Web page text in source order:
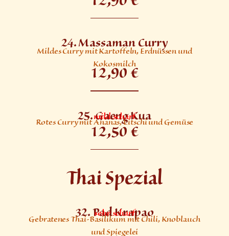
24. Massaman Curry
Mildes Curry mit Kartoffeln, Erdnüssen und
Kokosmilch
12,90 €
25. Gaeng Kua
mild scharf
Rotes Curry mit Ananas, Litschi und Gemüse
12,50 €
Thai Spezial
32. Pad Krapao
sehr scharf
Gebratenes Thai-Basilikum mit Chili, Knoblauch
und Spiegelei